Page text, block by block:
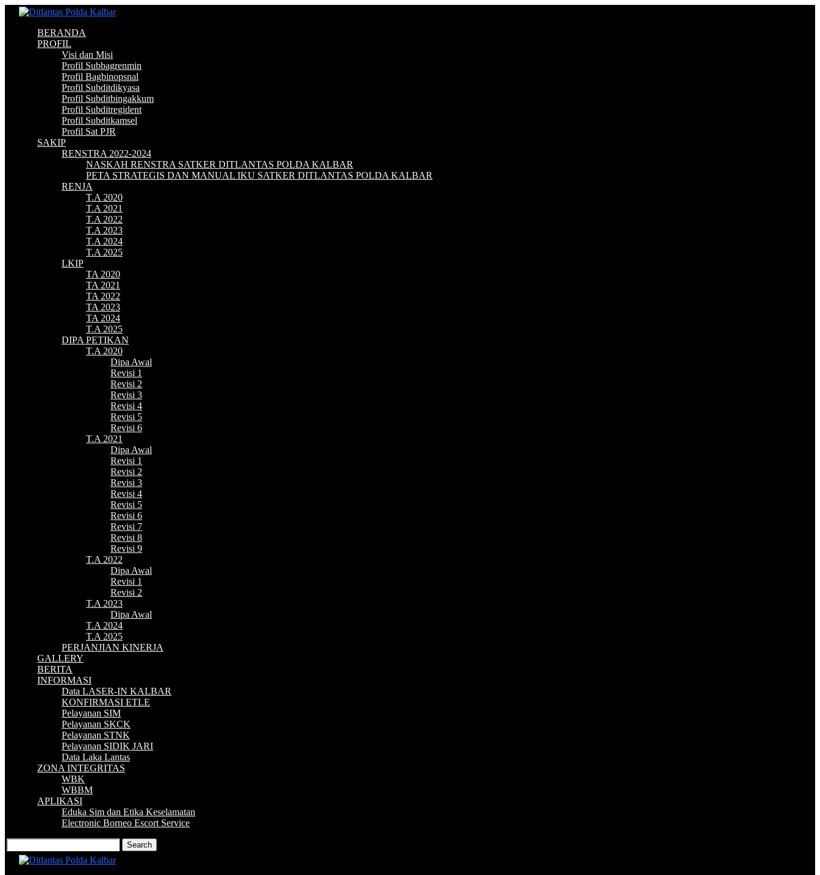
BERANDA
PROFIL
Visi dan Misi
Profil Subbagrenmin
Profil Bagbinopsnal
Profil Subditdikyasa
Profil Subditbingakkum
Profil Subditregident
Profil Subditkamsel
Profil Sat PJR
SAKIP
RENSTRA 2022-2024
NASKAH RENSTRA SATKER DITLANTAS POLDA KALBAR
PETA STRATEGIS DAN MANUAL IKU SATKER DITLANTAS POLDA KALBAR
RENJA
T.A 2020
T.A 2021
T.A 2022
T.A 2023
T.A 2024
T.A 2025
LKIP
TA 2020
TA 2021
TA 2022
TA 2023
TA 2024
T.A 2025
DIPA PETIKAN
T.A 2020
Dipa Awal
Revisi 1
Revisi 2
Revisi 3
Revisi 4
Revisi 5
Revisi 6
T.A 2021
Dipa Awal
Revisi 1
Revisi 2
Revisi 3
Revisi 4
Revisi 5
Revisi 6
Revisi 7
Revisi 8
Revisi 9
T.A 2022
Dipa Awal
Revisi 1
Revisi 2
T.A 2023
Dipa Awal
T.A 2024
T.A 2025
PERJANJIAN KINERJA
GALLERY
BERITA
INFORMASI
Data LASER-IN KALBAR
KONFIRMASI ETLE
Pelayanan SIM
Pelayanan SKCK
Pelayanan STNK
Pelayanan SIDIK JARI
Data Laka Lantas
ZONA INTEGRITAS
WBK
WBBM
APLIKASI
Eduka Sim dan Etika Keselamatan
Electronic Borneo Escort Service